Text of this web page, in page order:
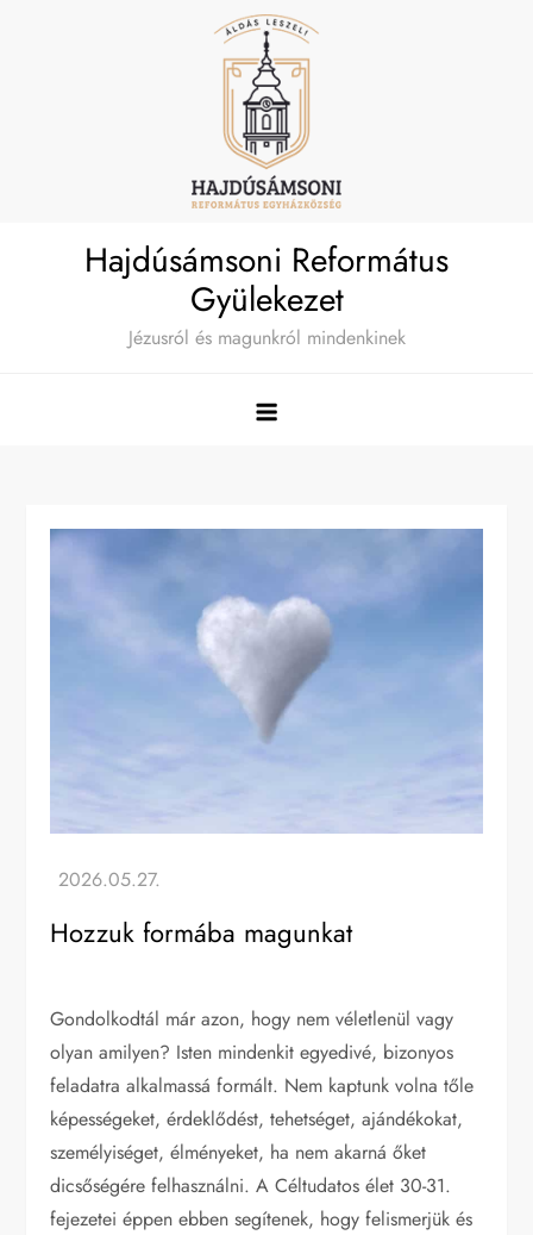
Hajdúsámsoni Református
Gyülekezet
Jézusról és magunkról mindenkinek
Hozzuk formába magunkat
Gondolkodtál már azon, hogy nem véletlenül vagy
olyan amilyen? Isten mindenkit egyedivé, bizonyos
feladatra alkalmassá formált. Nem kaptunk volna tőle
képességeket, érdeklődést, tehetséget, ajándékokat,
személyiséget, élményeket, ha nem akarná őket
dicsőségére felhasználni. A Céltudatos élet 30-31.
fejezetei éppen ebben segítenek, hogy felismerjük és